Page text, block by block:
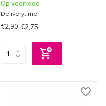
Op voorraad
Deliverytime
€2,90 €2,75